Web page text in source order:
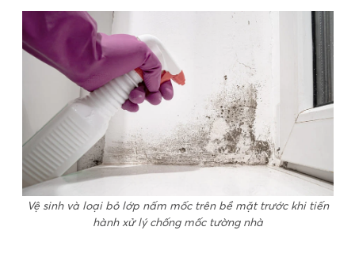
Vệ sinh và loại bỏ lớp nấm mốc trên bề mặt trước khi tiến
hành xử lý chống mốc tường nhà